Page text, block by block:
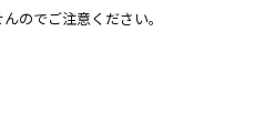
のでご注意ください｡